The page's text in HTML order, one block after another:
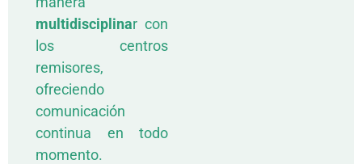
multidisciplinar con
los centros
remisores,
ofreciendo
comunicación
continua en todo
momento.